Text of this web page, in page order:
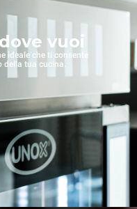
vuoi
ideale che ti consente
della tua cucina.